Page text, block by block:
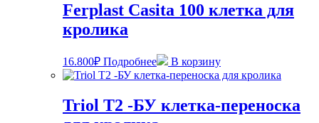
Ferplast Casita 100 клетка для
кролика
16.800₽ Подробнее В корзину
Triol T2 -БУ клетка-переноска